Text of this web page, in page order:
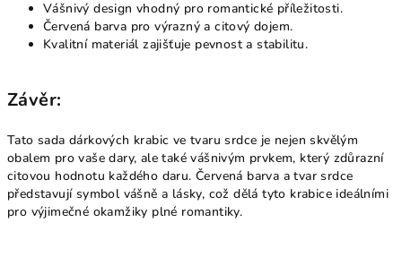
Vášnivý design vhodný pro romantické příležitosti.
Červená barva pro výrazný a citový dojem.
Kvalitní materiál zajišťuje pevnost a stabilitu.
Závěr:
Tato sada dárkových krabic ve tvaru srdce je nejen skvělým
obalem pro vaše dary, ale také vášnivým prvkem, který zdůrazní
citovou hodnotu každého daru. Červená barva a tvar srdce
představují symbol vášně a lásky, což dělá tyto krabice ideálními
pro výjimečné okamžiky plné romantiky.